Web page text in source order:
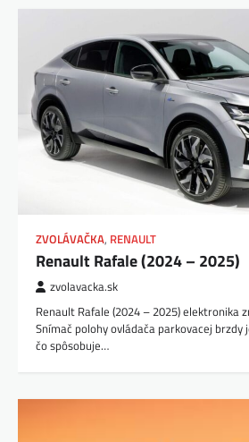
ZVOLÁVAČKA, RENAULT
Renault Rafale (2024 – 2025)
zvolavacka.sk
Renault Rafale (2024 – 2025) elektronika
Snímač polohy ovládača parkovacej brzdy
čo spôsobuje…